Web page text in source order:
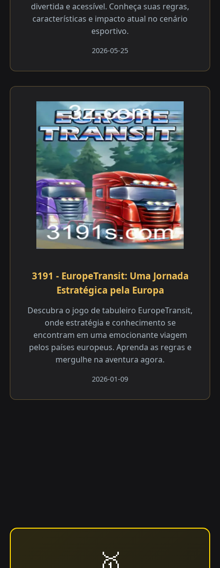
divertida e acessível. Conheça suas regras,
características e impacto atual no cenário
esportivo.
2026-05-25
3191 - EuropeTransit: Uma Jornada
Estratégica pela Europa
Descubra o jogo de tabuleiro EuropeTransit,
onde estratégia e conhecimento se
encontram em uma emocionante viagem
pelos países europeus. Aprenda as regras e
mergulhe na aventura agora.
2026-01-09